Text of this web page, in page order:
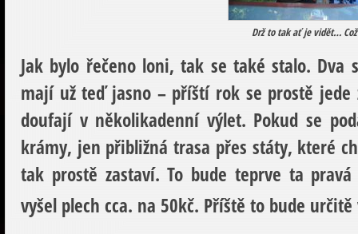
Drž to tak ať je vidět…
Jak bylo řečeno loni, tak se také stalo. Dva
mají už teď jasno – příští rok se prostě jede
doufají v několikadenní výlet. Pokud se
krámy, jen přibližná trasa přes státy, které
tak prostě zastaví. To bude teprve ta
vyšel plech cca. na 50kč. Příště to bude